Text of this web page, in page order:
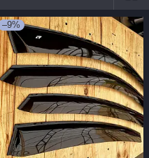
–9%